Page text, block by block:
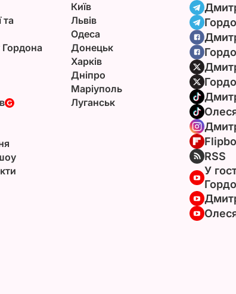
та
Гордона
Київ
Львів
Одеса
Донецьк
Харків
Дніпро
Маріуполь
Луганськ
RSS
У